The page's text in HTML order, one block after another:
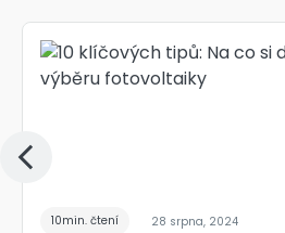
10min. čtení 28 srpna, 2024